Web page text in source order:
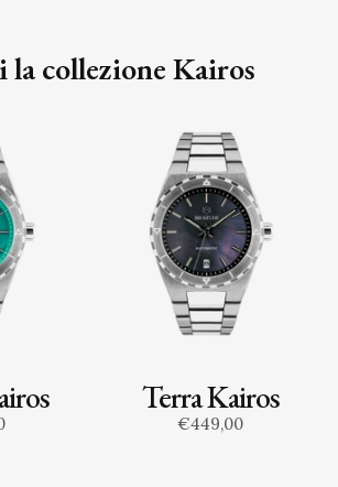
la collezione Kairos
Terra Kairos
€449,00